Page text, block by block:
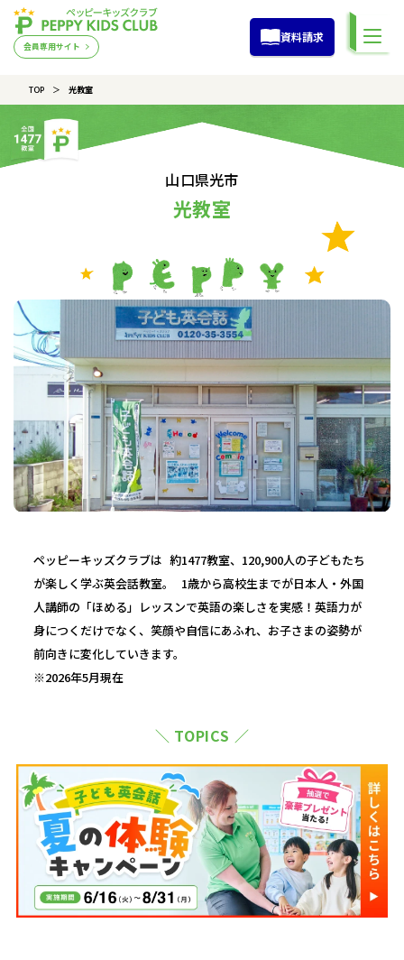
会員専用サイト
資料請求
TOP 光教室
山口県光市
光教室
ペッピーキッズクラブは 約1477教室、120,900人の子どもたち
が楽しく学ぶ英会話教室。 1歳から高校生までが日本人・外国
人講師の「ほめる」レッスンで英語の楽しさを実感！英語力が
身につくだけでなく、笑顔や自信にあふれ、お子さまの姿勢が
前向きに変化していきます。
※2026年5月現在
＼ TOPICS ／